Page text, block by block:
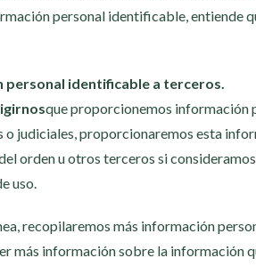
personal identificable, entiende
personal identificable a terceros.
que proporcionemos información
judiciales, proporcionaremos esta
orden u otros terceros si
uso.
recopilaremos más información
más información sobre la